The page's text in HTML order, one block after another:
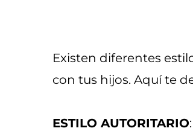
Existen diferentes
con tus hijos. Aquí te
ESTILO AUTORITARIO